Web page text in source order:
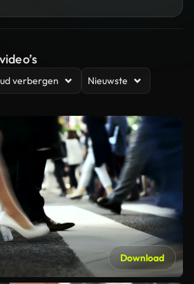
verbergen Nieuwste
Download